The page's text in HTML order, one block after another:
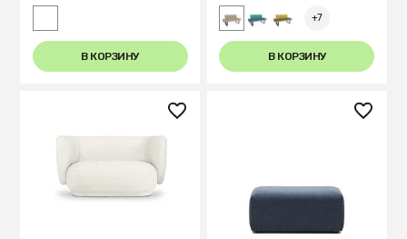
В КОРЗИНУ
+7
В КОРЗИНУ